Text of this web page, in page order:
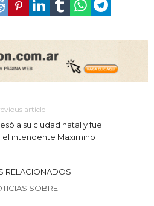
article
a su ciudad natal y fue
el intendente Maximino
RELACIONADOS
SOBRE